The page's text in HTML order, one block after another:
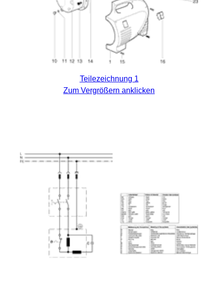
Teilezeichnung 1
Zum Vergrößern anklicken